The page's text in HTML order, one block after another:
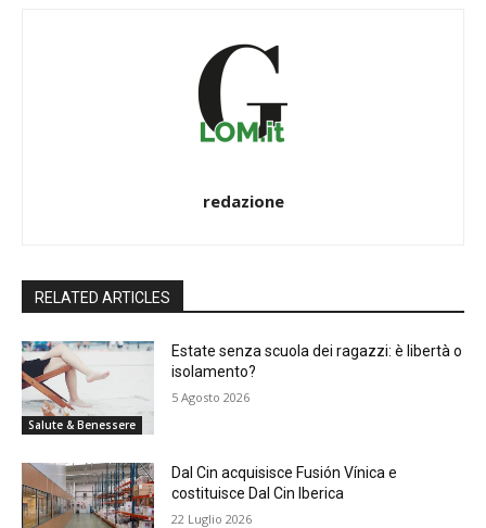
redazione
RELATED ARTICLES
Salute & Benessere
Estate senza scuola dei ragazzi: è libertà o
isolamento?
5 Agosto 2026
Dal Cin acquisisce Fusión Vínica e
costituisce Dal Cin Iberica
22 Luglio 2026